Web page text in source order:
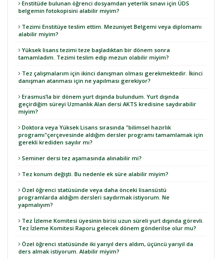
Enstitüde bulunan öğrenci dosyamdan yeterlik sınavı için ÜDS
belgemin fotokopisini alabilir miyim?
Tezimi Enstitüye teslim ettim. Mezuniyet Belgemi veya diplomamı
alabilir miyim?
Yüksek lisans tezimi teze başladıktan bir dönem sonra
tamamladım. Tezimi teslim edip mezun olabilir miyim?
Tez çalışmalarım için ikinci danışman olması gerekmektedir. İkinci
danışman atanması için ne yapılması gerekiyor?
Erasmus’la bir dönem yurt dışında bulundum. Yurt dışında
geçirdiğim süreyi Uzmanlık Alan dersi AKTS kredisine saydırabilir
miyim?
Doktora veya Yüksek Lisans sırasında "bilimsel hazırlık
programı"çerçevesinde aldığım dersler programı tamamlamak için
gerekli krediden sayılır mı?
Seminer dersi tez aşamasında alınabilir mi?
Tez konum değişti. Bu nedenle ek süre alabilir miyim?
Özel öğrenci statüsünde veya daha önceki lisansüstü
programlarda aldığım dersleri saydırmak istiyorum. Ne
yapmalıyım?
Tez İzleme Komitesi üyesinin birisi uzun süreli yurt dışında görevli.
Tez İzleme Komitesi Raporu gelecek dönem gönderilse olur mu?
Özel öğrenci statüsünde iki yarıyıl ders aldım, üçüncü yarıyıl da
ders almak istiyorum. Alabilir miyim?